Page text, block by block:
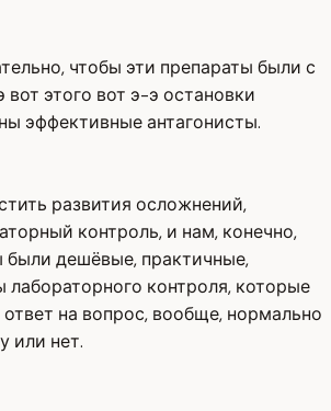
чтобы эти препараты были с
этого вот э-э остановки
эффективные антагонисты.
развития осложнений,
контроль, и нам, конечно,
были дешёвые, практичные,
контроля, которые
на вопрос, вообще, нормально
или нет.